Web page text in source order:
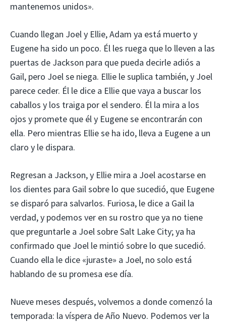
mantenemos unidos».
Cuando llegan Joel y Ellie, Adam ya está muerto y
Eugene ha sido un poco. Él les ruega que lo lleven a las
puertas de Jackson para que pueda decirle adiós a
Gail, pero Joel se niega. Ellie le suplica también, y Joel
parece ceder. Él le dice a Ellie que vaya a buscar los
caballos y los traiga por el sendero. Él la mira a los
ojos y promete que él y Eugene se encontrarán con
ella. Pero mientras Ellie se ha ido, lleva a Eugene a un
claro y le dispara.
Regresan a Jackson, y Ellie mira a Joel acostarse en
los dientes para Gail sobre lo que sucedió, que Eugene
se disparó para salvarlos. Furiosa, le dice a Gail la
verdad, y podemos ver en su rostro que ya no tiene
que preguntarle a Joel sobre Salt Lake City; ya ha
confirmado que Joel le mintió sobre lo que sucedió.
Cuando ella le dice «juraste» a Joel, no solo está
hablando de su promesa ese día.
Nueve meses después, volvemos a donde comenzó la
temporada: la víspera de Año Nuevo. Podemos ver la